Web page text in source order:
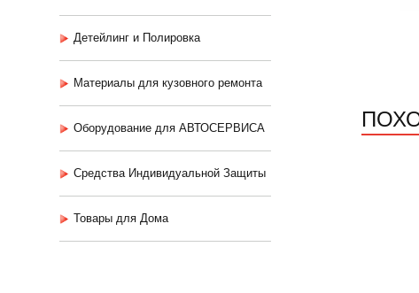
Детейлинг и Полировка
Материалы для кузовного ремонта
Оборудование для АВТОСЕРВИСА
Средства Индивидуальной Защиты
Товары для Дома